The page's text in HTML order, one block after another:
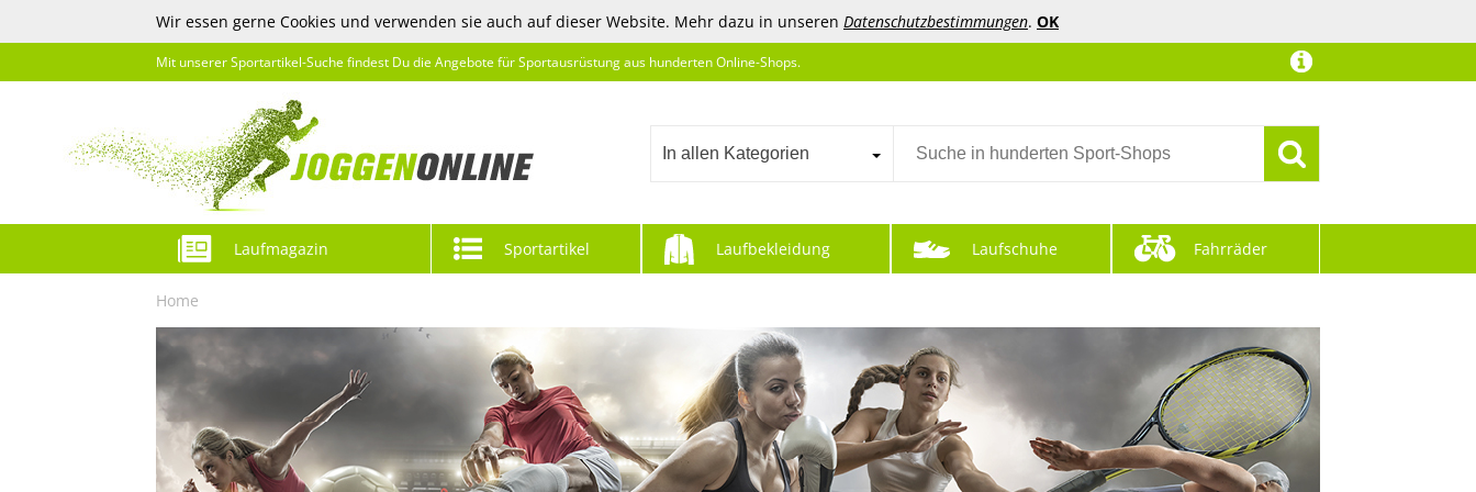
Wir essen gerne Cookies und verwenden sie auch auf dieser Website. Mehr dazu in unseren Datenschutzbestimmungen. OK
Mit unserer Sportartikel-Suche findest Du die Angebote für Sportausrüstung aus hunderten Online-Shops.
In allen Kategorien
Laufmagazin Sportartikel Laufbekleidung Laufschuhe Fahrräder
Home